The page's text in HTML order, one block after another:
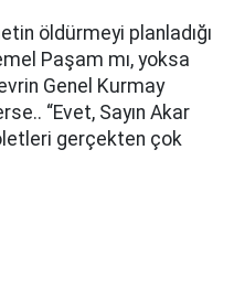
öldürmeyi planladığı
Paşam mı, yoksa
Genel Kurmay
“Evet, Sayın Akar
gerçekten çok